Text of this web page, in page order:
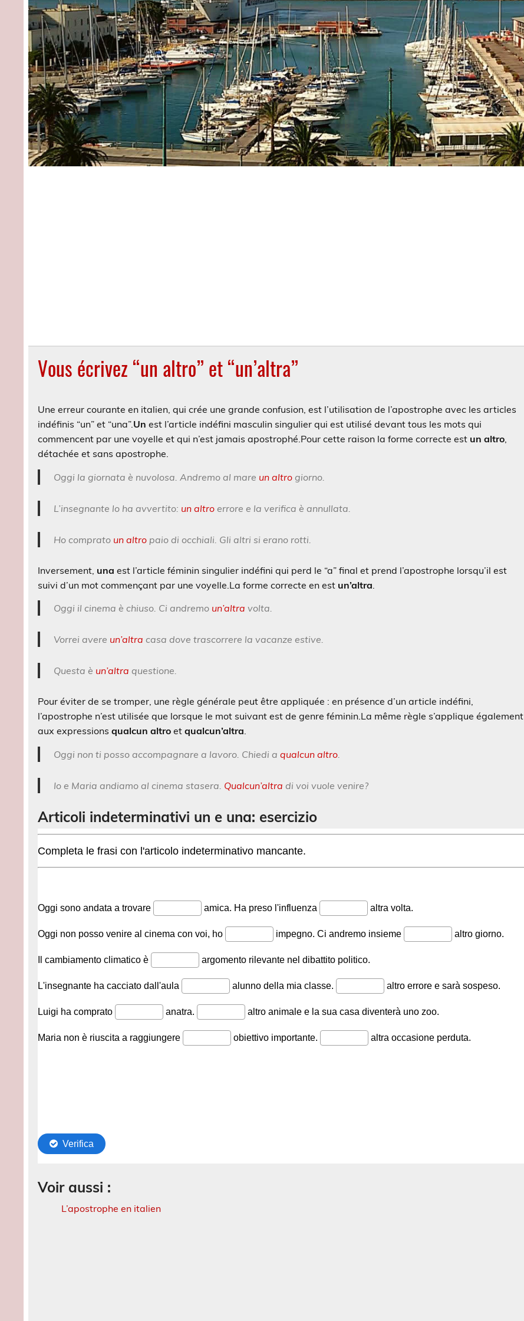
Vous écrivez “un altro” et “un’altra”
Une erreur courante en italien, qui crée une grande confusion, est l’utilisation de l’apostrophe avec les articles
indéfinis “un” et “una”.Un est l’article indéfini masculin singulier qui est utilisé devant tous les mots qui
commencent par une voyelle et qui n’est jamais apostrophé.Pour cette raison la forme correcte est un altro,
détachée et sans apostrophe.
Oggi la giornata è nuvolosa. Andremo al mare un altrogiorno.
L’insegnante lo ha avvertito: un altroerrore e la verifica è annullata.
Ho comprato un altropaio di occhiali. Gli altri si erano rotti.
Inversement, una est l’article féminin singulier indéfini qui perd le “a” final et prend l’apostrophe lorsqu’il est
suivi d’un mot commençant par une voyelle. La forme correcte en est un’altra
Oggi il cinema è chiuso. Ci andremo un’altra volta.
Vorrei avere un’altra casa dove trascorrere la vacanze estive.
Questa è un’altra questione.
Pour éviter de se tromper, une règle générale peut être appliquée : en présence d’un article indéfini,
l’apostrophe n’est utilisée que lorsque le mot suivant est de genre féminin.La même règle s’applique également
aux expressionsqualcun altro etqualcun’altra.
Oggi non ti posso accompagnare a lavoro. Chiedi a qualcun altro.
Io e Maria andiamo al cinema stasera. Qualcun’altra di voi vuole venire?
Articoli indeterminativi un e una: esercizio
Voir aussi :
L’apostrophe en italien